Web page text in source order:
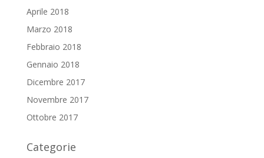
Aprile 2018
Marzo 2018
Febbraio 2018
Gennaio 2018
Dicembre 2017
Novembre 2017
Ottobre 2017
Categorie